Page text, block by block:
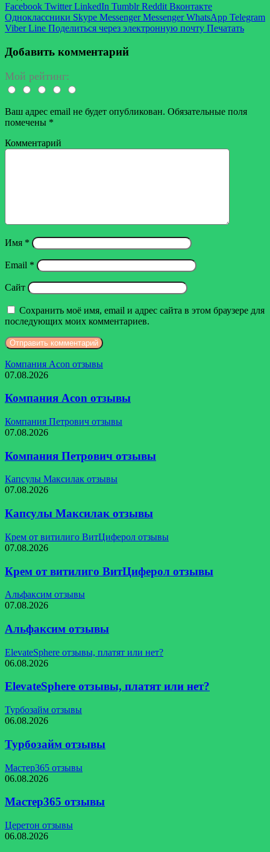
Facebook Twitter LinkedIn Tumblr Reddit Вконтакте
Одноклассники Skype Messenger Messenger WhatsApp Telegram
Viber Line Поделиться через электронную почту Печатать
Добавить комментарий
Мой рейтинг:
Ваш адрес email не будет опубликован. Обязательные поля
помечены *
Комментарий
Имя *
Email *
Сайт
Сохранить моё имя, email и адрес сайта в этом браузере для
последующих моих комментариев.
Компания Acon отзывы
07.08.2026
Компания Acon отзывы
Компания Петрович отзывы
07.08.2026
Компания Петрович отзывы
Капсулы Максилак отзывы
07.08.2026
Капсулы Максилак отзывы
Крем от витилиго ВитЦиферол отзывы
07.08.2026
Крем от витилиго ВитЦиферол отзывы
Альфаксим отзывы
07.08.2026
Альфаксим отзывы
ElevateSphere отзывы, платят или нет?
06.08.2026
ElevateSphere отзывы, платят или нет?
Турбозайм отзывы
06.08.2026
Турбозайм отзывы
Мастер365 отзывы
06.08.2026
Мастер365 отзывы
Церетон отзывы
06.08.2026